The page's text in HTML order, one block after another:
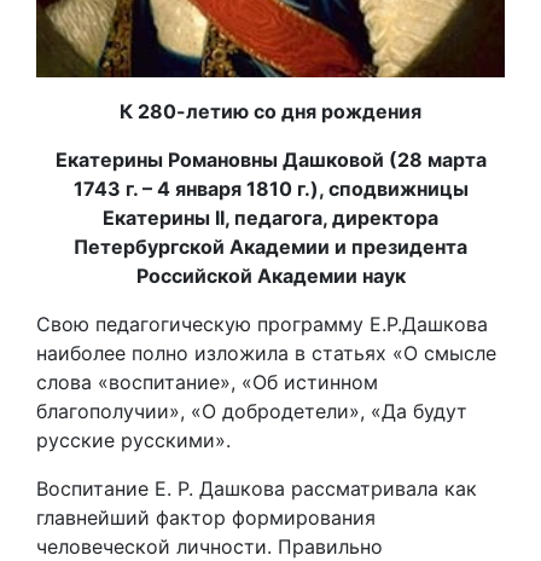
К 280-летию со дня рождения
Екатерины Романовны Дашковой (28 марта
1743 г. – 4 января 1810 г.), сподвижницы
Екатерины II, педагога, директора
Петербургской Академии и президента
Российской Академии наук
Свою педагогическую программу Е.Р.Дашкова
наиболее полно изложила в статьях «О смысле
слова «воспитание», «Об истинном
благополучии», «О добродетели», «Да будут
русские русскими».
Воспитание Е. Р. Дашкова рассматривала как
главнейший фактор формирования
человеческой личности. Правильно